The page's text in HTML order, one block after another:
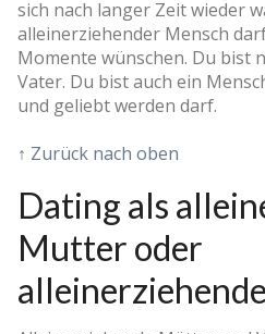
sich nach langer Zeit wieder
alleinerziehender Mensch
Momente wünschen. Du bist
Vater. Du bist auch ein
und geliebt werden darf.
↑ Zurück nach oben
Dating als
Mutter oder